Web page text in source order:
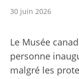
30 juin 2026
Le Musée
personne
malgré les